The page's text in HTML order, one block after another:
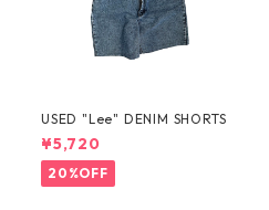
USED "Lee" DENIM SHORTS
¥5,720
20%OFF